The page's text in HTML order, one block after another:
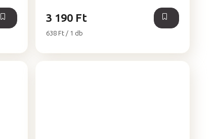
3 190 Ft
Egységár:
638 Ft / 1 db